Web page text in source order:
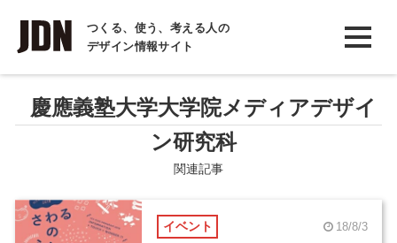
つくる、使う、考える人の
デザイン情報サイト
INTERVIEW
インタビュー
REPORT
レポート
慶應義塾大学大学院メディアデザイ
ン研究科
関連記事
イベント 18/8/3